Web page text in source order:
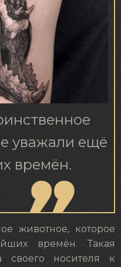
уважали ещё
времён.
животное, которое
времён. Такая
своего носителя к